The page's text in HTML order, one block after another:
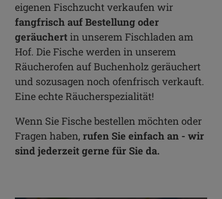
eigenen Fischzucht verkaufen wir
fangfrisch auf Bestellung oder
geräuchertin unserem Fischladen am
Hof. Die Fische werden in unserem
Räucherofen auf Buchenholz geräuchert
und sozusagen noch ofenfrisch verkauft.
Eine echte Räucherspezialität!
Wenn Sie Fische bestellen möchten oder
Fragen haben, rufen Sie einfach an - wir
sind jederzeit gerne für Sie da.